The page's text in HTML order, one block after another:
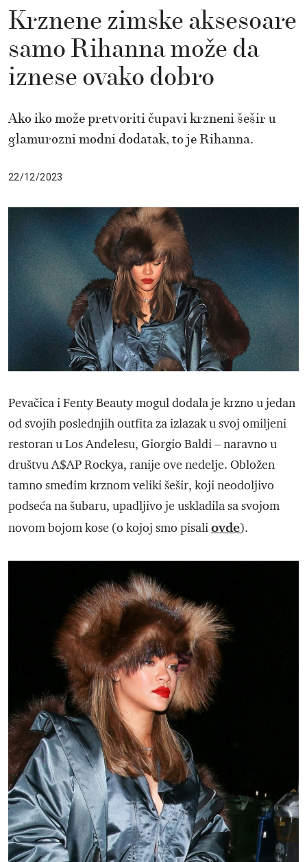
Krznene zimske aksesoare
samo Rihanna može da
iznese ovako dobro
Ako iko može pretvoriti čupavi krzneni šešir u
glamurozni modni dodatak, to je Rihanna.
22/12/2023
Pevačica i Fenty Beauty mogul dodala je krzno u jedan
od svojih poslednjih outfita za izlazak u svoj omiljeni
restoran u Los Anđelesu, Giorgio Baldi – naravno u
društvu A$AP Rockya, ranije ove nedelje. Obložen
tamno smeđim krznom veliki šešir, koji neodoljivo
podseća na šubaru, upadljivo je uskladila sa svojom
novom bojom kose (o kojoj smo pisaliovde).